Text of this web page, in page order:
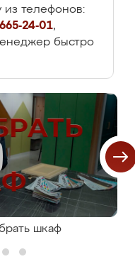
из телефонов:
24-01,
быстро
шкаф